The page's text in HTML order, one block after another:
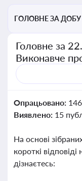
ГОЛОВНЕ ЗА ДОБУ
Головне за
Виконавче
Опрацьовано:
Виявлено: 15
На основі
короткі
дізнаєтесь: